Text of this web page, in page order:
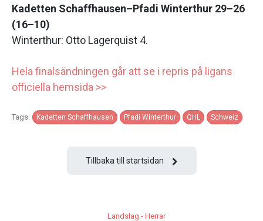
Kadetten Schaffhausen–Pfadi Winterthur 29–26
(16–10)
Winterthur: Otto Lagerquist 4.
Hela finalsändningen går att se i repris på ligans
officiella hemsida >>
Tags: Kadetten Schaffhausen Pfadi Winterthur QHL Schweiz
Tillbaka till startsidan
Landslag - Herrar